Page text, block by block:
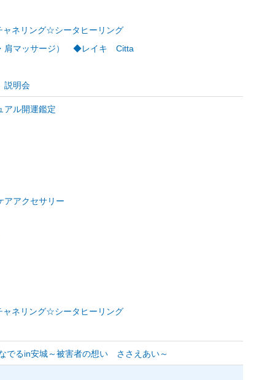
ネリング☆シータヒーリング
肩マッサージ） ◆レイキ Citta
説明会
アル開運鑑定
アアクセサリー
ネリング☆シータヒーリング
でるin安城～被害者の想い ささえあい～